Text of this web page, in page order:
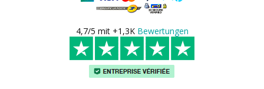
4,7/5 mit +1,3K Bewertungen